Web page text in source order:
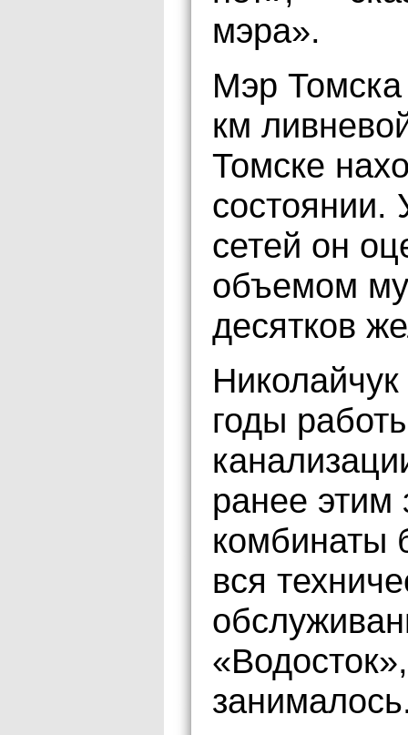
мэра».
Мэр
км
Томске
состоянии.
сетей он
объемом
десятков
годы
ранее этим
комбинаты
вся